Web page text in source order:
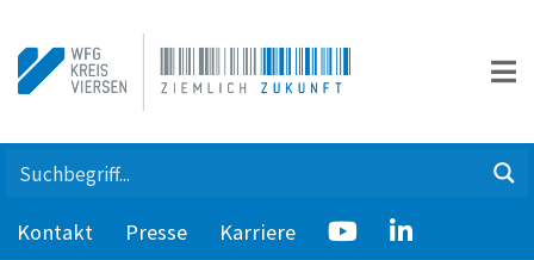
Kontakt Presse Karriere